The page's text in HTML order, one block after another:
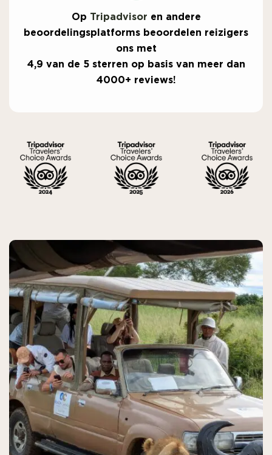
Op Tripadvisor en andere
beoordelingsplatforms beoordelen reizigers
ons met
4,9 van de 5 sterren op basis van meer dan
4000+ reviews!